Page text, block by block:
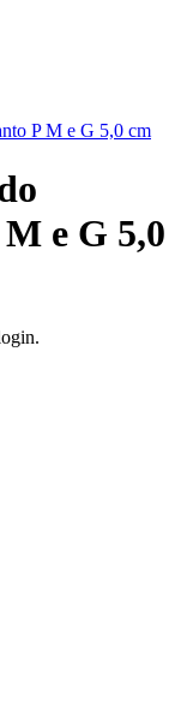
P M e G 5,0 cm
e G 5,0